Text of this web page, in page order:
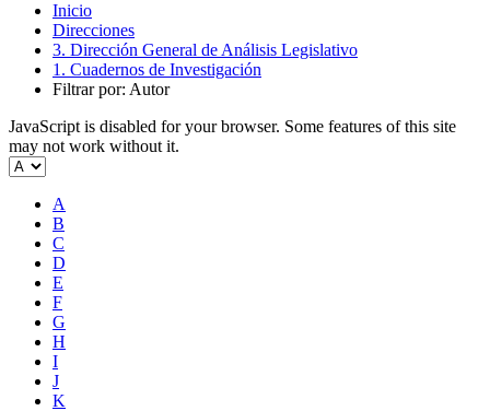
Inicio
Direcciones
3. Dirección General de Análisis Legislativo
1. Cuadernos de Investigación
Filtrar por: Autor
JavaScript is disabled for your browser. Some features of this site
may not work without it.
A
B
C
D
E
F
G
H
I
J
K